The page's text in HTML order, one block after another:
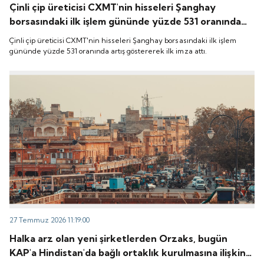
Çinli çip üreticisi CXMT'nin hisseleri Şanghay
borsasındaki ilk işlem gününde yüzde 531 oranında
artış göstererek ilk imza attı.
Çinli çip üreticisi CXMT'nin hisseleri Şanghay borsasındaki ilk işlem
gününde yüzde 531 oranında artış göstererek ilk imza attı.
27 Temmuz 2026 11:19:00
Halka arz olan yeni şirketlerden Orzaks, bugün
KAP'a Hindistan'da bağlı ortaklık kurulmasına ilişkin